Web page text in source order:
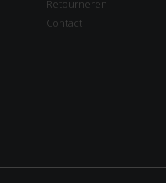
Retourneren
Contact